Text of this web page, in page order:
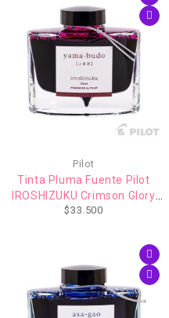
Pilot
Tinta Pluma Fuente Pilot
IROSHIZUKU Crimson Glory
Vine (yama-budo) 50ml
$33.500